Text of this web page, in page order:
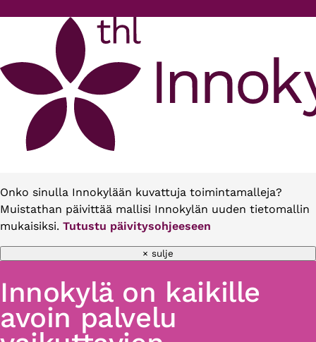
Onko sinulla Innokylään kuvattuja toimintamalleja?
Muistathan päivittää mallisi Innokylän uuden tietomallin
mukaisiksi. Tutustu päivitysohjeeseen
× sulje
Innokylä on kaikille
avoin palvelu